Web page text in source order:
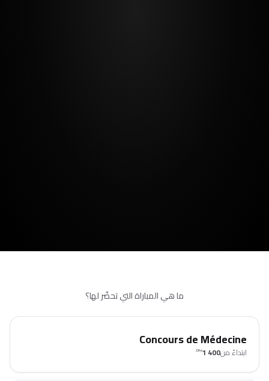
ما هي المباراة التي تحضّر لها؟
Concours de Médecine
ابتداءً من1 400
Dhs